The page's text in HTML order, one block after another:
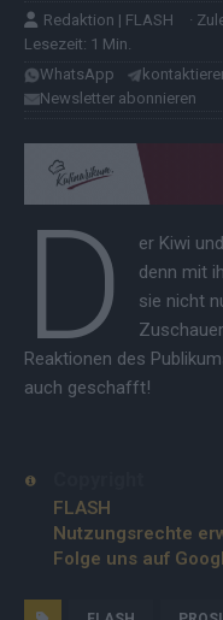
Redaktion | FLASH ·
Lesezeit: 1 Min.
WhatsApp
Newsletter abonnieren
D
er Kiwi
denn mit
sie nicht
Reaktionen des
auch geschafft!
FLASH
Nutzungsrechte
Folge uns auf